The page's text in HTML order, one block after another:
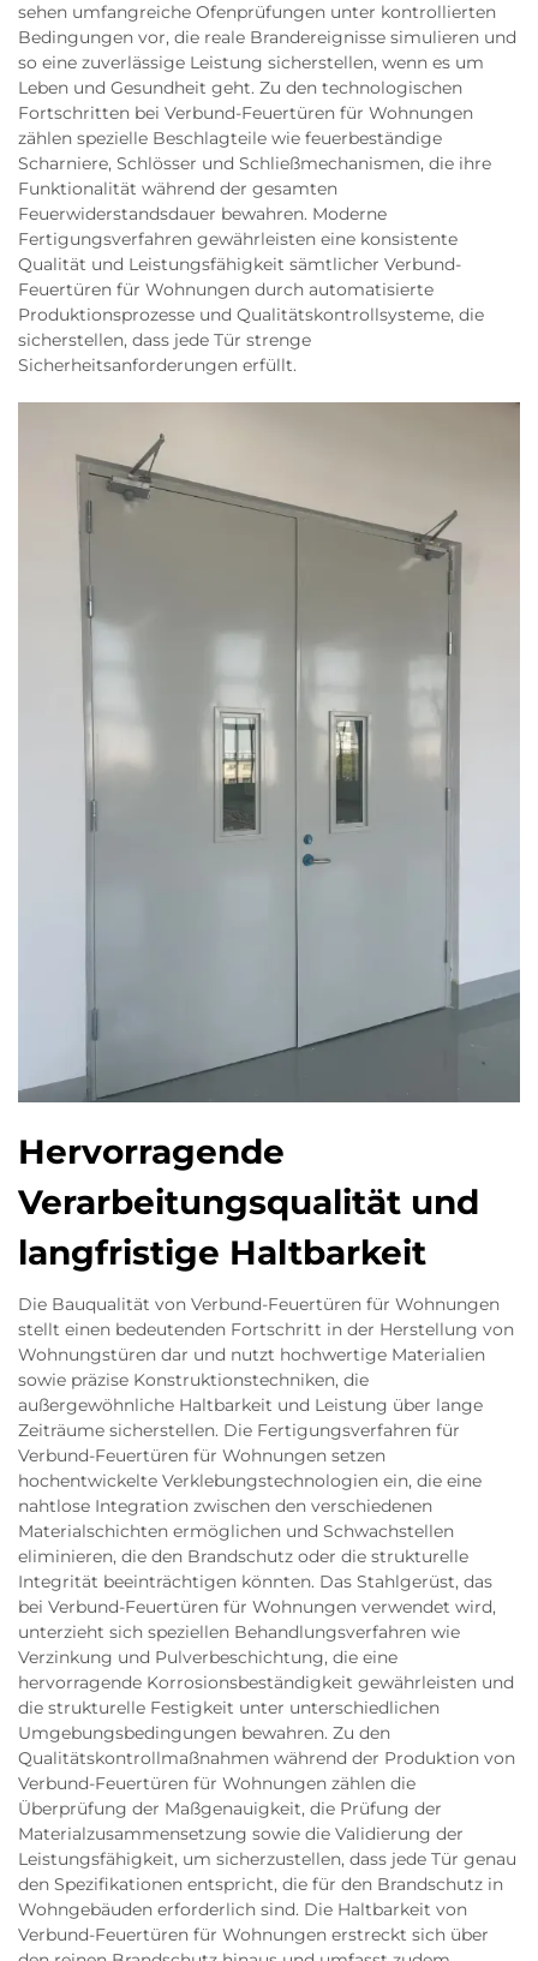
sehen umfangreiche Ofenprüfungen unter kontrollierten
Bedingungen vor, die reale Brandereignisse simulieren und
so eine zuverlässige Leistung sicherstellen, wenn es um
Leben und Gesundheit geht. Zu den technologischen
Fortschritten bei Verbund-Feuertüren für Wohnungen
zählen spezielle Beschlagteile wie feuerbeständige
Scharniere, Schlösser und Schließmechanismen, die ihre
Funktionalität während der gesamten
Feuerwiderstandsdauer bewahren. Moderne
Fertigungsverfahren gewährleisten eine konsistente
Qualität und Leistungsfähigkeit sämtlicher Verbund-
Feuertüren für Wohnungen durch automatisierte
Produktionsprozesse und Qualitätskontrollsysteme, die
sicherstellen, dass jede Tür strenge
Sicherheitsanforderungen erfüllt.
Hervorragende
Verarbeitungsqualität und
langfristige Haltbarkeit
Die Bauqualität von Verbund-Feuertüren für Wohnungen
stellt einen bedeutenden Fortschritt in der Herstellung von
Wohnungstüren dar und nutzt hochwertige Materialien
sowie präzise Konstruktionstechniken, die
außergewöhnliche Haltbarkeit und Leistung über lange
Zeiträume sicherstellen. Die Fertigungsverfahren für
Verbund-Feuertüren für Wohnungen setzen
hochentwickelte Verklebungstechnologien ein, die eine
nahtlose Integration zwischen den verschiedenen
Materialschichten ermöglichen und Schwachstellen
eliminieren, die den Brandschutz oder die strukturelle
Integrität beeinträchtigen könnten. Das Stahlgerüst, das
bei Verbund-Feuertüren für Wohnungen verwendet wird,
unterzieht sich speziellen Behandlungsverfahren wie
Verzinkung und Pulverbeschichtung, die eine
hervorragende Korrosionsbeständigkeit gewährleisten und
die strukturelle Festigkeit unter unterschiedlichen
Umgebungsbedingungen bewahren. Zu den
Qualitätskontrollmaßnahmen während der Produktion von
Verbund-Feuertüren für Wohnungen zählen die
Überprüfung der Maßgenauigkeit, die Prüfung der
Materialzusammensetzung sowie die Validierung der
Leistungsfähigkeit, um sicherzustellen, dass jede Tür genau
den Spezifikationen entspricht, die für den Brandschutz in
Wohngebäuden erforderlich sind. Die Haltbarkeit von
Verbund-Feuertüren für Wohnungen erstreckt sich über